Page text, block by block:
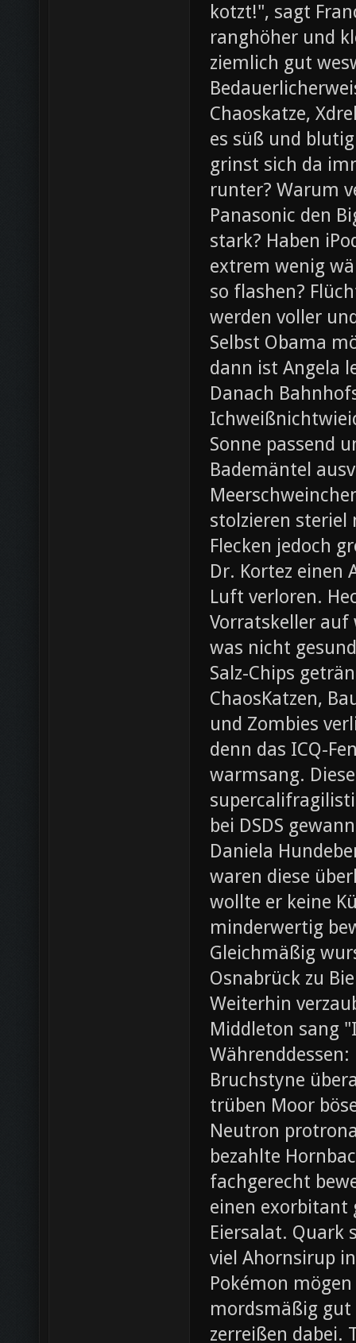
kotzt!", sagt
ranghöher und
ziemlich gut
Chaoskatze,
es süß und
grinst sich da
runter? Warum
Panasonic den
stark? Haben
extrem wenig
so flashen?
werden voller
Selbst Obama
dann ist Angela
Danach
Sonne passend
Bademäntel
stolzieren steriel
Flecken jedoch
Dr. Kortez einen
Luft verloren.
Vorratskeller
was nicht
Salz-Chips
ChaosKatzen,
und Zombies
denn das ICQ-
warmsang.
bei DSDS
Daniela
waren diese
wollte er keine
minderwertig
Gleichmäßig
Osnabrück zu
Weiterhin
Middleton sang
Bruchstyne
trüben Moor
Neutron
bezahlte
fachgerecht
einen exorbitant
Eiersalat. Quark
viel Ahornsirup
Pokémon
mordsmäßig gut
zerreißen dabei.